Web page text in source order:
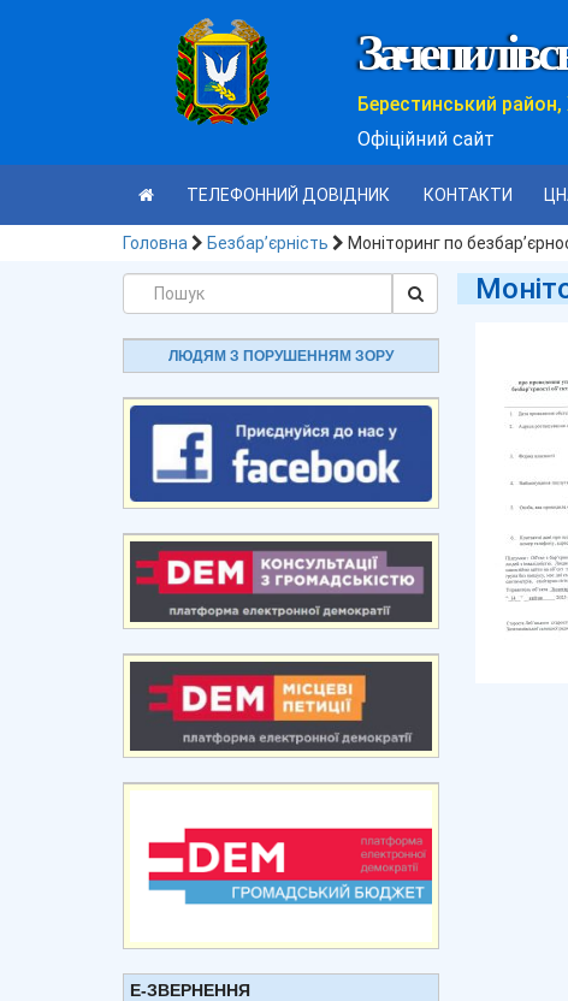
Берестинський
Офіційний сайт
ТЕЛЕФОННИЙ ДОВІДНИК КОНТАКТИ
Головна Безбар’єрність Моніторинг по
ЛЮДЯМ З ПОРУШЕННЯМ ЗОРУ
Е-ЗВЕРНЕННЯ